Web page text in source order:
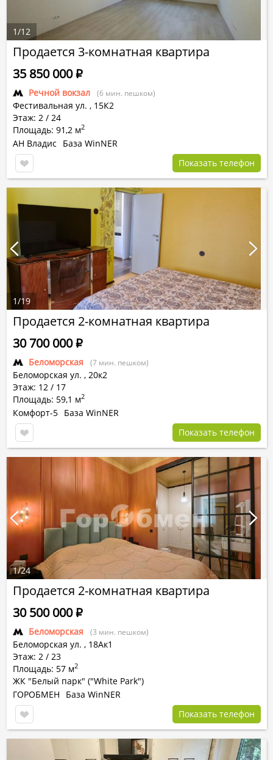
Продается 3-комнатная квартира
Речной вокзал (6 мин. пешком)
Фестивальная ул. , 15К2
Этаж: 2 / 24
Площадь: 91,2 м2
35 850 000Р
АН Владис
База WinNER
Показать телефон
1/12
Продается 2-комнатная квартира
Беломорская (7 мин. пешком)
Беломорская ул. , 20к2
Этаж: 12 / 17
Площадь: 59,1 м2
30 700 000Р
Комфорт-5 База WinNER
Показать телефон
1/19
Продается 2-комнатная квартира
Беломорская (3 мин. пешком)
Беломорская ул. , 18Ак1
Этаж: 2 / 23
Площадь: 57 м2
ЖК "Белый парк" ("White Park")
30 500 000Р
ГОРОБМЕН
База WinNER
Показать телефон
1/24